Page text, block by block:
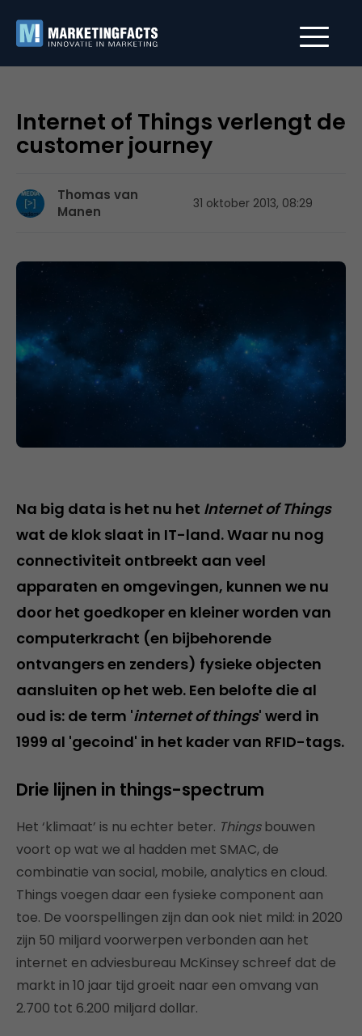
Internet of Things verlengt de
customer journey
Thomas van
Manen
31 oktober 2013, 08:29
Na big data is het nu het Internet of Things
wat de klok slaat in IT-land. Waar nu nog
connectiviteit ontbreekt aan veel
apparaten en omgevingen, kunnen we nu
door het goedkoper en kleiner worden van
computerkracht (en bijbehorende
ontvangers en zenders) fysieke objecten
aansluiten op het web. Een belofte die al
oud is: de term 'internet of things' werd in
1999 al 'gecoind' in het kader van RFID-tags.
Drie lijnen in things-spectrum
Het ‘klimaat’ is nu echter beter. Thingsbouwen
voort op wat we al hadden met SMAC, de
combinatie van social, mobile, analytics en cloud.
Things voegen daar een fysieke component aan
toe. De voorspellingen zijn dan ook niet mild: in 2020
zijn 50 miljard voorwerpen verbonden aan het
internet en adviesbureau McKinsey schreef dat de
markt in 10 jaar tijd groeit naar een omvang van
2.700 tot 6.200 miljard dollar.